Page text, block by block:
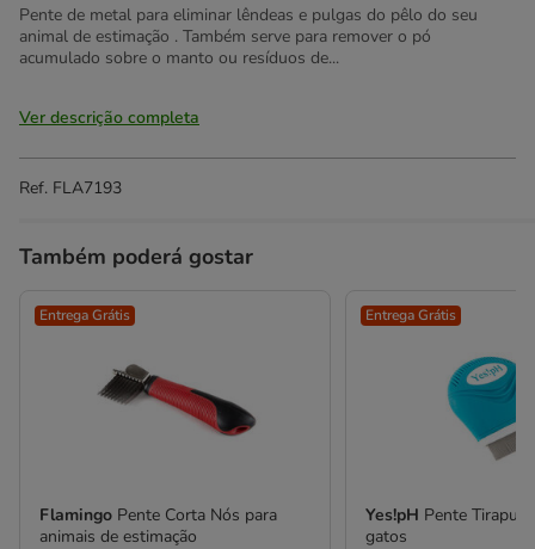
Pente de metal para eliminar lêndeas e pulgas do pêlo do seu
animal de estimação . Também serve para remover o pó
acumulado sobre o manto ou resíduos de...
Ver descrição completa
Ref. FLA7193
Também poderá gostar
Entrega Grátis
Flamingo Pente Corta Nós para
animais de estimação
Entrega Grátis
Yes!pH Pente
gatos